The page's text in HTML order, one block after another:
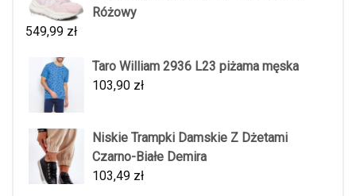
Różowy
549,99 zł
Taro William 2936 L23 piżama męska
103,90 zł
Niskie Trampki Damskie Z Dżetami
Czarno-Białe Demira
103,49 zł